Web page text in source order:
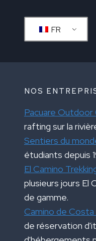
FR
NOS
Pacuare Outdoor
rafting sur la
Sentiers du
étudiants depuis
El Camino
plusieurs jours El
de gamme.
Camino de
de réservation